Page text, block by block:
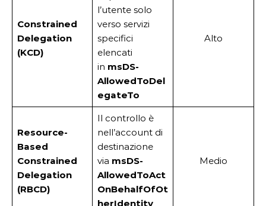
Constrained
Delegation
(KCD)
l’utente solo
verso servizi
specifici
elencati
in msDS-
AllowedToDel
egateTo
Alto
Resource-
Based
Constrained
Delegation
(RBCD)
Il controllo è
nell’account di
destinazione
via msDS-
AllowedToAct
OnBehalfOfOt
herIdentity
Medio